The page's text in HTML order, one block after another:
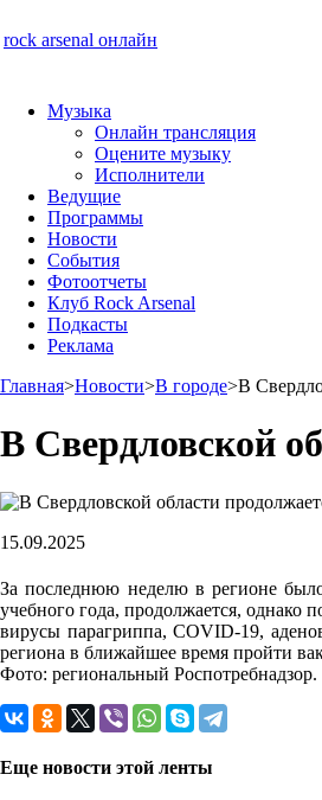
rock arsenal онлайн
Музыка
Онлайн трансляция
Оцените музыку
Исполнители
Ведущие
Программы
Новости
События
Фотоотчеты
Клуб Rock Arsenal
Подкасты
Реклама
Главная>Новости>В городе>В
В Свердловской
15.09.2025
За последнюю неделю в регионе
учебного года, продолжается,
вирусы парагриппа, COVID-19,
региона в ближайшее время пройти
Фото: региональный Роспотребнадзор.
Еще новости этой ленты